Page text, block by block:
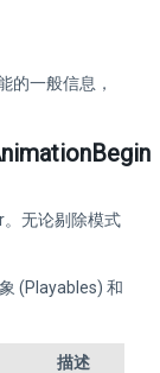
的一般信息，
无论剔除模式
(Playables) 和
描述